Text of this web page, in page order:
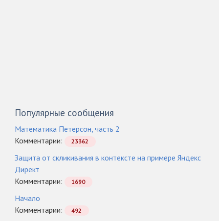
Популярные сообщения
Математика Петерсон, часть 2
Комментарии:
23362
Защита от скликивания в контексте на примере Яндекс
Директ
Комментарии:
1690
Начало
Комментарии:
492